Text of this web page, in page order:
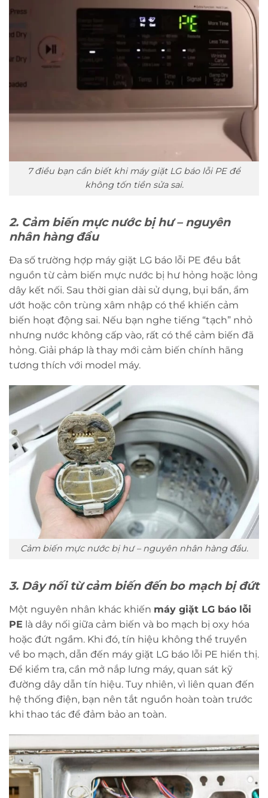
7 điều bạn cần biết khi máy giặt LG báo lỗi PE để
không tốn tiền sửa sai.
2. Cảm biến mực nước bị hư – nguyên
nhân hàng đầu
Đa số trường hợp máy giặt LG báo lỗi PE đều bắt
nguồn từ cảm biến mực nước bị hư hỏng hoặc lỏng
dây kết nối. Sau thời gian dài sử dụng, bụi bẩn, ẩm
ướt hoặc côn trùng xâm nhập có thể khiến cảm
biến hoạt động sai. Nếu bạn nghe tiếng “tạch” nhỏ
nhưng nước không cấp vào, rất có thể cảm biến đã
hỏng. Giải pháp là thay mới cảm biến chính hãng
tương thích với model máy.
Cảm biến mực nước bị hư – nguyên nhân hàng đầu.
3. Dây nối từ cảm biến đến bo mạch bị đứt
Một nguyên nhân khác khiến máy giặt LG báo lỗi
PE là dây nối giữa cảm biến và bo mạch bị oxy hóa
hoặc đứt ngầm. Khi đó, tín hiệu không thể truyền
về bo mạch, dẫn đến máy giặt LG báo lỗi PE hiển thị.
Để kiểm tra, cần mở nắp lưng máy, quan sát kỹ
đường dây dẫn tín hiệu. Tuy nhiên, vì liên quan đến
hệ thống điện, bạn nên tắt nguồn hoàn toàn trước
khi thao tác để đảm bảo an toàn.